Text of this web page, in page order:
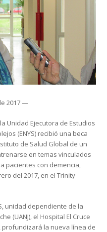
2017 —
Unidad Ejecutora de Estudios
(ENYS) recibió una beca
de Salud Global de un
en temas vinculados
pacientes con demencia,
del 2017, en el Trinity
unidad dependiente de la
(UANJ), el Hospital El Cruce
profundizará la nueva línea de